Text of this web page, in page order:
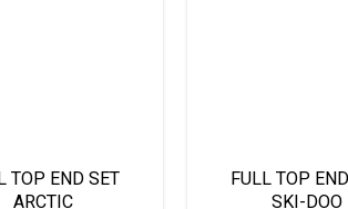
TOP END SET
ARCTIC
FULL TOP
SKI-DOO